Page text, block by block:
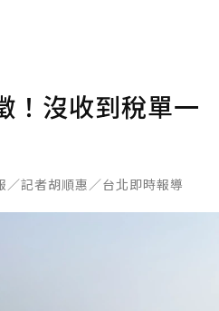
！沒收到稅單一
／記者胡順惠／台北即時報導